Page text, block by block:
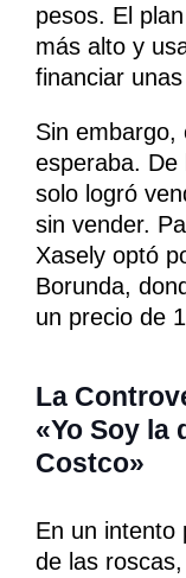
pesos. El
más alto y
financiar
Sin embargo,
esperaba. De
solo logró
sin vender.
Xasely optó
Borunda,
un precio de
La
«Yo Soy la
Costco»
En un intento
de las